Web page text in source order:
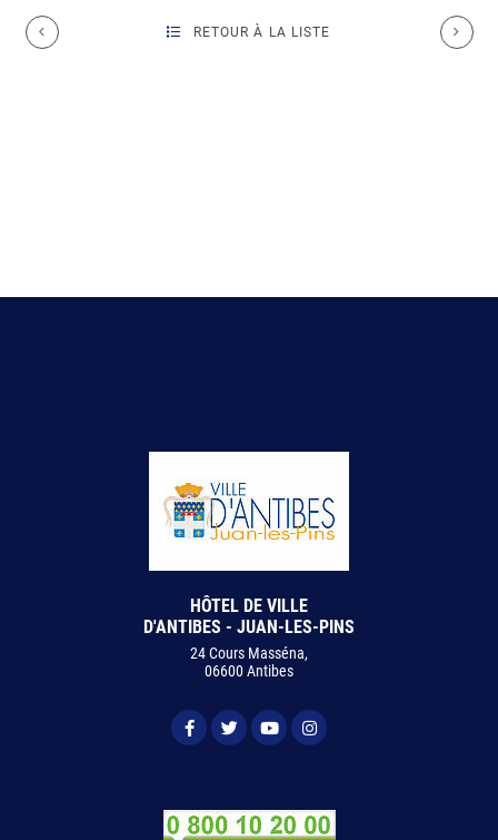
RETOUR À LA LISTE
HÔTEL DE VILLE
D'ANTIBES - JUAN-LES-PINS
24 Cours Masséna,
06600 Antibes